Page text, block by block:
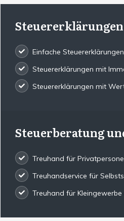
Einfache Steuererklärungen
Steuererklärungen mit
Steuererklärungen mit
Steuerberatung
Treuhand für
Treuhandservice für
Treuhand für Kleingewerbe